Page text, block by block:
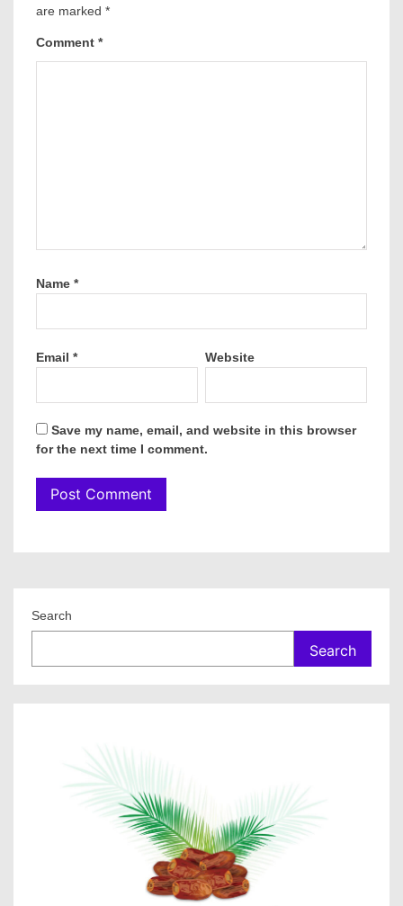
are marked *
Comment *
Name *
Email * Website
Save my name, email, and website in this browser
for the next time I comment.
Search
Search